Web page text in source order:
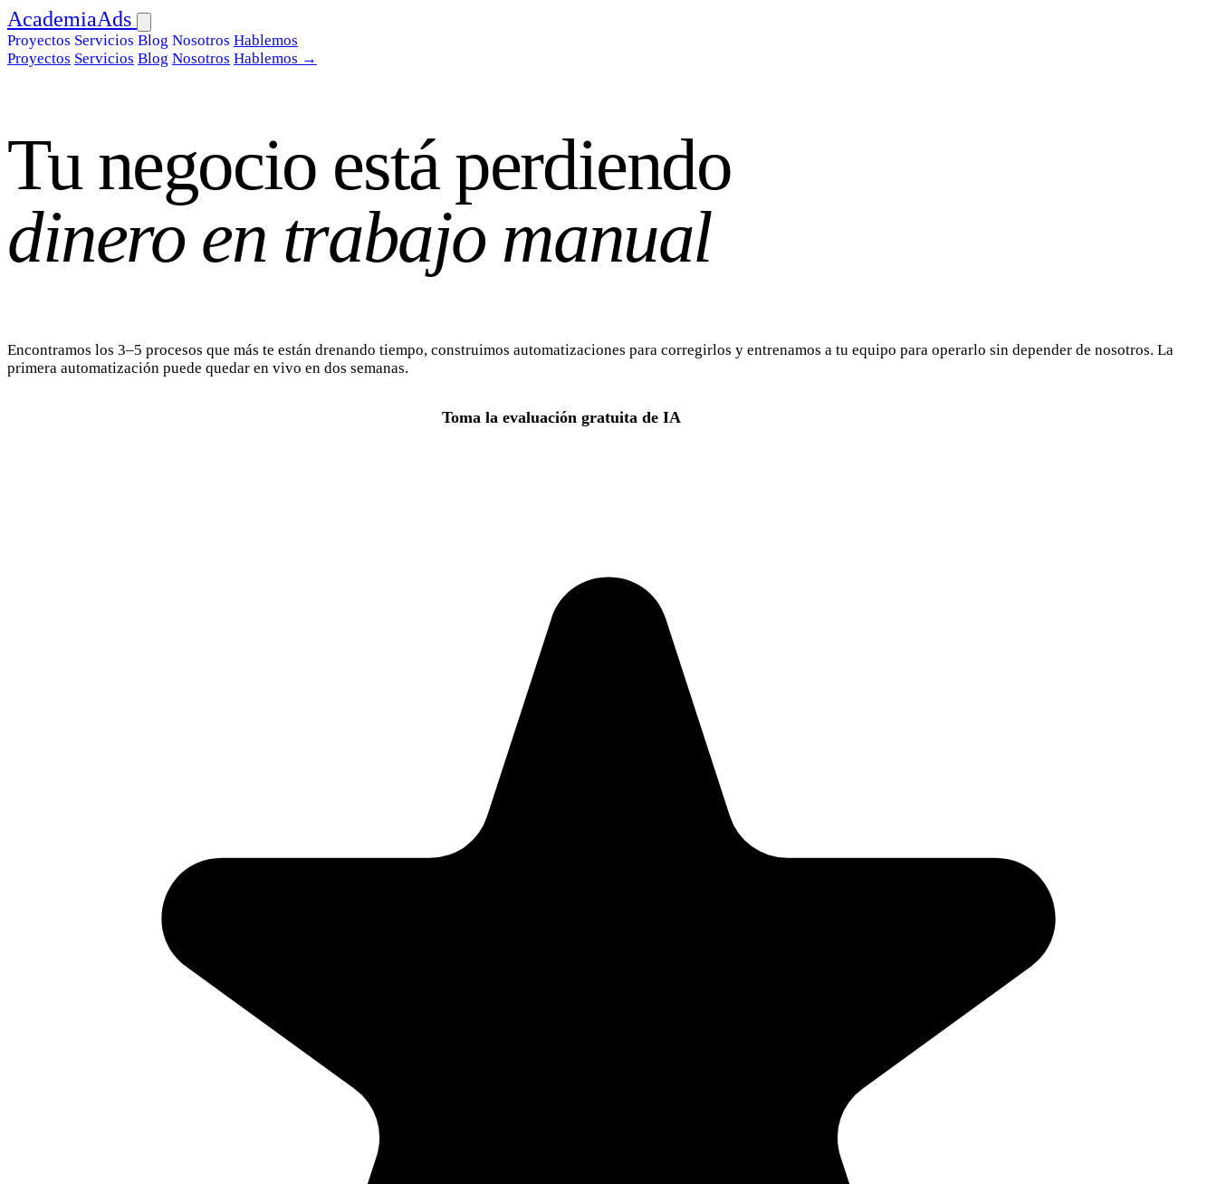
AcademiaAds
Proyectos Servicios Blog Nosotros Hablemos
Proyectos Servicios Blog Nosotros Hablemos →
Tu negocio está perdiendo
dinero en trabajo manual
Encontramos los 3–5 procesos que más te están drenando tiempo, construimos automatizaciones para corregirlos y entrenamos a tu equipo para operarlo sin depender de nosotros. La
primera automatización puede quedar en vivo en dos semanas.
Toma la evaluación gratuita de IA